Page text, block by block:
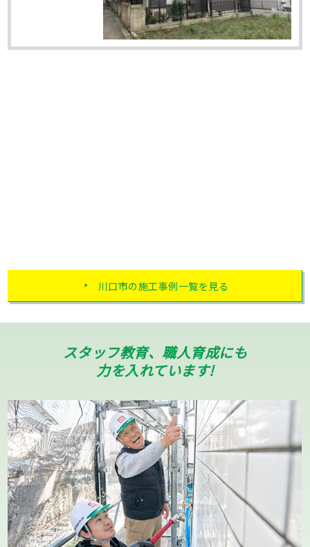
川口市の施工事例一覧を見る
スタッフ教育、職人育成にも
力を入れています!